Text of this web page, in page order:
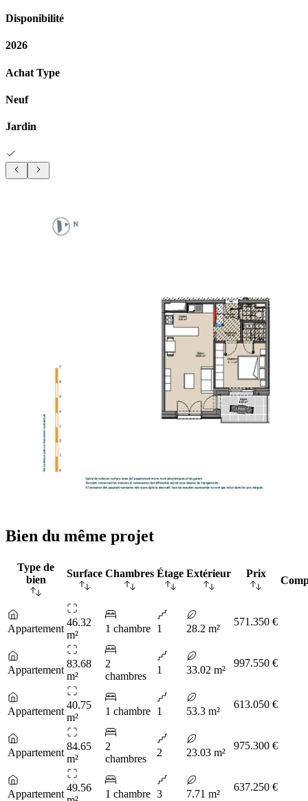
Disponibilité
2026
Achat Type
Neuf
Jardin
Bien du même projet
Type de
bien
Surface Chambres Étage Extérieur Prix
Appartement
46.32
m²
1 chambre 1 28.2 m²
571.350 €
Appartement
83.68
m²
2
chambres
1 33.02 m²
997.550 €
Appartement
40.75
m²
1 chambre 1 53.3 m²
613.050 €
Appartement
84.65
m²
2
chambres
2 23.03 m²
975.300 €
Appartement
49.56
1 chambre 3 7.71 m²
637.250 €